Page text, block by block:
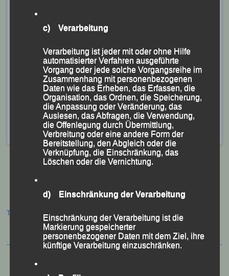
erstmals im Trikot der LG Passau einen Marathon
bestritt, durfte sich nach 2:39:02 Stunden über einen
Klasse 15. Platz in der Gesamtwertung und hinter dem
US-Amerikaner Michael Postaski über Platz Zwei bei
den 40jährigen freuen.
VeröffentlichtinAktuelles,Archiv 2025|Markiert mit
Schregle,Eva Schultz,Frank Schneider,Marathon München
Michael Kirchberger,Stefanie Auer
Beitragsnavigation
Termine:
c) Verarbeitung
Verarbeitung ist jeder mit oder ohne Hilfe
automatisierter Verfahren ausgeführte
Vorgang oder jede solche Vorgangsreihe im
Zusammenhang mit personenbezogenen
Daten wie das Erheben, das Erfassen, die
Organisation, das Ordnen, die Speicherung,
die Anpassung oder Veränderung, das
Auslesen, das Abfragen, die Verwendung,
die Offenlegung durch Übermittlung,
Verbreitung oder eine andere Form der
Bereitstellung, den Abgleich oder die
Verknüpfung, die Einschränkung, das
Löschen oder die Vernichtung.
d) Einschränkung der Verarbeitung
Einschränkung der Verarbeitung ist die
Markierung gespeicherter
personenbezogener Daten mit dem Ziel, ihre
künftige Verarbeitung einzuschränken.